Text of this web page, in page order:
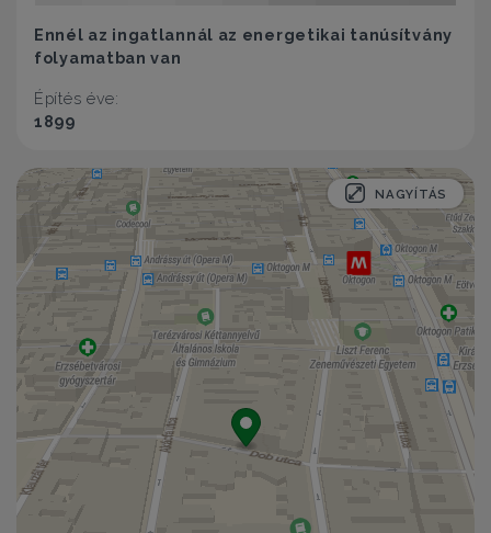
Ennél az ingatlannál az energetikai tanúsítvány
folyamatban van
Építés éve:
1899
NAGYÍTÁS